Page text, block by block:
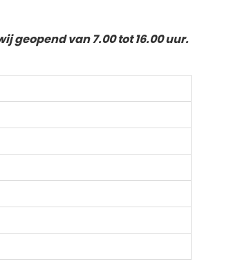
geopend van 7.00 tot 16.00 uur.